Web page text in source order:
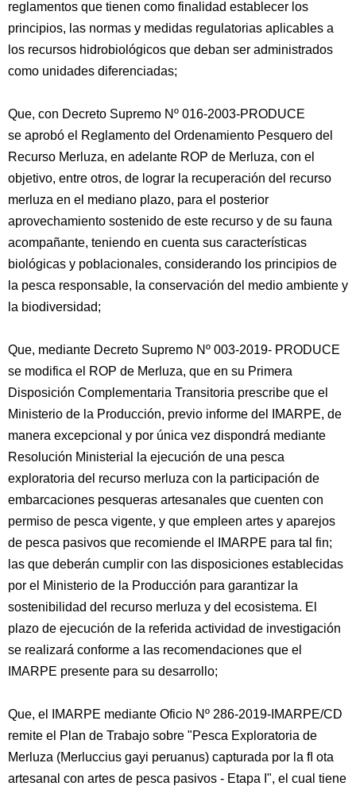
reglamentos que tienen como finalidad establecer los
principios, las normas y medidas regulatorias aplicables a
los recursos hidrobiológicos que deban ser administrados
como unidades diferenciadas;
Que, con Decreto Supremo Nº 016-2003-PRODUCE
se aprobó el Reglamento del Ordenamiento Pesquero del
Recurso Merluza, en adelante ROP de Merluza, con el
objetivo, entre otros, de lograr la recuperación del recurso
merluza en el mediano plazo, para el posterior
aprovechamiento sostenido de este recurso y de su fauna
acompañante, teniendo en cuenta sus características
biológicas y poblacionales, considerando los principios de
la pesca responsable, la conservación del medio ambiente y
la biodiversidad;
Que, mediante Decreto Supremo Nº 003-2019- PRODUCE
se modifica el ROP de Merluza, que en su Primera
Disposición Complementaria Transitoria prescribe que el
Ministerio de la Producción, previo informe del IMARPE, de
manera excepcional y por única vez dispondrá mediante
Resolución Ministerial la ejecución de una pesca
exploratoria del recurso merluza con la participación de
embarcaciones pesqueras artesanales que cuenten con
permiso de pesca vigente, y que empleen artes y aparejos
de pesca pasivos que recomiende el IMARPE para tal fin;
las que deberán cumplir con las disposiciones establecidas
por el Ministerio de la Producción para garantizar la
sostenibilidad del recurso merluza y del ecosistema. El
plazo de ejecución de la referida actividad de investigación
se realizará conforme a las recomendaciones que el
IMARPE presente para su desarrollo;
Que, el IMARPE mediante Oficio Nº 286-2019-IMARPE/CD
remite el Plan de Trabajo sobre "Pesca Exploratoria de
Merluza (Merluccius gayi peruanus) capturada por la ﬂ ota
artesanal con artes de pesca pasivos - Etapa I", el cual tiene